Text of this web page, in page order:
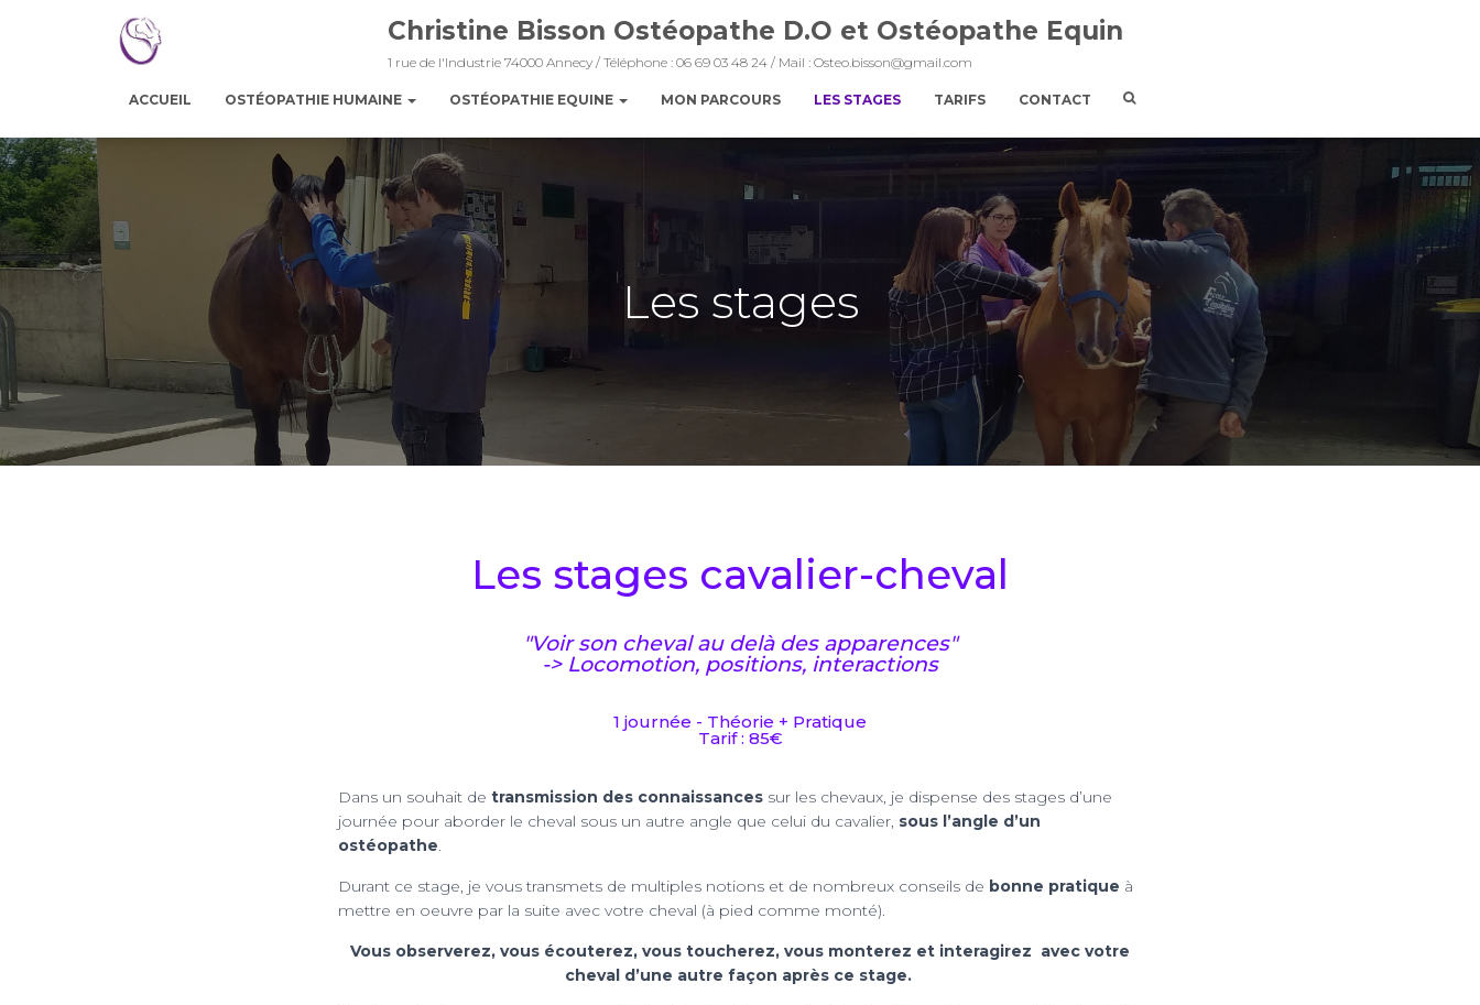
Christine Bisson Ostéopathe D.O et Ostéopathe Equin
1 rue de l'Industrie 74000 Annecy / Téléphone : 06 69 03 48 24 / Mail : Osteo.bisson@gmail.com
ACCUEIL OSTÉOPATHIE HUMAINE OSTÉOPATHIE EQUINE MON PARCOURS LES STAGES TARIFS CONTACT
Les stages
Les stages cavalier-cheval
"Voir son cheval au delà des apparences"
-> Locomotion, positions, interactions
1 journée - Théorie + Pratique
Tarif : 85€
Dans un souhait de transmission des connaissances sur les chevaux, je dispense des stages d’une
journée pour aborder le cheval sous un autre angle que celui du cavalier, sous l’angle d’un
ostéopathe.
Durant ce stage, je vous transmets de multiples notions et de nombreux conseils de bonne pratique à
mettre en oeuvre par la suite avec votre cheval (à pied comme monté).
Vous observerez, vous écouterez, vous toucherez, vous monterez et interagirez avec votre
cheval d’une autre façon après ce stage.